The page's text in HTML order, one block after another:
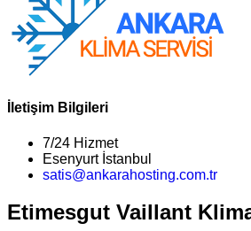
İletişim Bilgileri
7/24 Hizmet
Esenyurt İstanbul
satis@ankarahosting.com.tr
Etimesgut Vaillant